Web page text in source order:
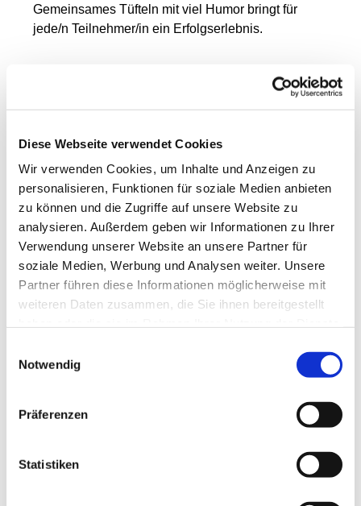
Diese Webseite verwendet Cookies
Wir verwenden Cookies, um Inhalte und Anzeigen zu
personalisieren, Funktionen für soziale Medien anbieten
zu können und die Zugriffe auf unsere Website zu
analysieren. Außerdem geben wir Informationen zu Ihrer
Verwendung unserer Website an unsere Partner für
soziale Medien, Werbung und Analysen weiter. Unsere
Partner führen diese Informationen möglicherweise mit
weiteren Daten zusammen, die Sie ihnen bereitgestellt
Notwendig
Präferenzen
Statistiken
Gemeinsames Tüfteln mit viel Humor bringt für
jede/n Teilnehmer/in ein Erfolgserlebnis.
Bitte telefonisch bei Frau Schwarzer anmelden.